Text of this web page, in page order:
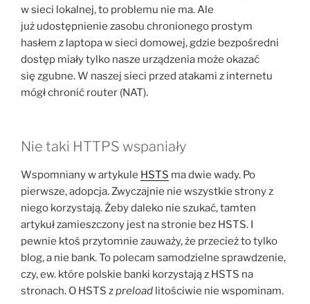
w sieci lokalnej, to problemu nie ma. Ale
już udostępnienie zasobu chronionego prostym
hasłem z laptopa w sieci domowej, gdzie bezpośredni
dostęp miały tylko nasze urządzenia może okazać
się zgubne. W naszej sieci przed atakami z internetu
mógł chronić router (NAT).
Nie taki HTTPS wspaniały
Wspomniany w artykule HSTS ma dwie wady. Po
pierwsze, adopcja. Zwyczajnie nie wszystkie strony z
niego korzystają. Żeby daleko nie szukać, tamten
artykuł zamieszczony jest na stronie bez HSTS. I
pewnie ktoś przytomnie zauważy, że przecież to tylko
blog, a nie bank. To polecam samodzielne sprawdzenie,
czy, ew. które polskie banki korzystają z HSTS na
stronach. O HSTS zpreload litościwie nie wspominam.